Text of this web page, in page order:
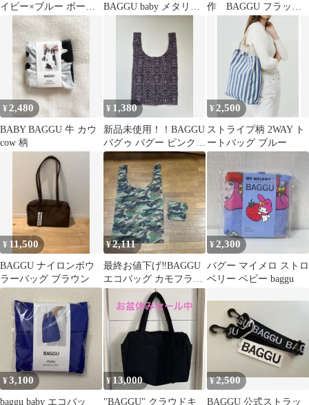
イビー×ブルー ボーダ
ー 廃盤品 レア柄
BAGGU baby メタリッ
作 BAGGU フラット
ポーチ 2サイズセット
ドット柄
¥ 2,480
BABY BAGGU 牛 カウ
cow 柄
¥ 1,380
新品未使用！！BAGGU
バグゥ バグー ピンクス
ネーク エコバッグ
¥ 2,500
ストライプ柄 2WAY ト
ートバッグ ブルー
¥ 11,500
BAGGU ナイロンボウ
ラーバッグ ブラウン
¥2,111
最終お値下げ‼️BAGGU
エコバッグ カモフラー
ジュ柄 収納ポーチ付
Bigサイズ
¥2,300
バグー マイメロ ストロ
ベリー ベビー baggu
¥3,100
baggu baby エコバッ
¥ 13,000
"BAGGU" クラウドキ
¥2,500
BAGGU 公式ストラッ